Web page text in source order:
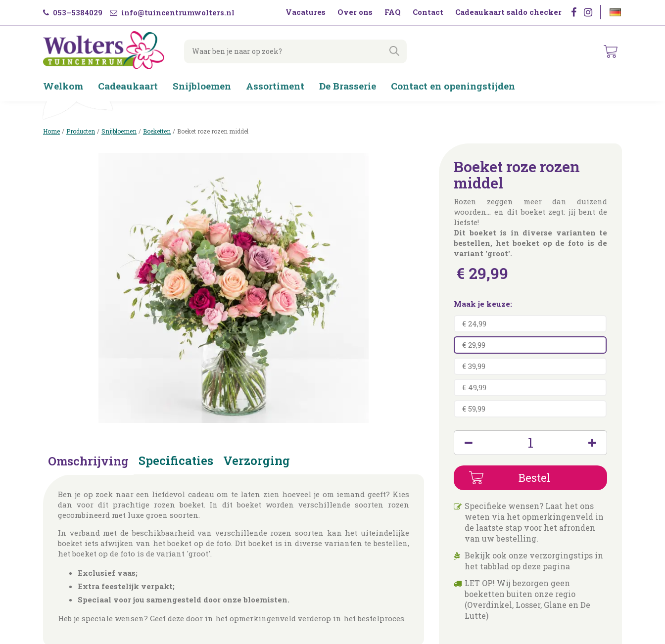
content
Home Producten Snijbloemen Boeketten Boeket roze rozen middel
053–5384029 info@tuincentrumwolters.nl Vacatures Over ons FAQ Contact Cadeaukaart saldo checker
Welkom Cadeaukaart Snijbloemen Assortiment De Brasserie Contact en openingstijden
Boeket roze rozen
middel
Rozen zeggen meer dan duizend
woorden... en dit boeket zegt: jij bent de
liefste!
Dit boeket is in diverse varianten te
bestellen, het boeket op de foto is de
variant 'groot'.
€ 29,99
Maak je keuze:
€ 24,99
€ 29,99
€ 39,99
€ 49,99
€ 59,99
Specifieke wensen? Laat het ons
weten via het opmerkingenveld in
de laatste stap voor het afronden
van uw bestelling.
Bekijk ook onze verzorgingstips in
het tabblad op deze pagina
LET OP! Wij bezorgen geen
boeketten buiten onze regio
(Overdinkel, Losser, Glane en De
Lutte)
Omschrijving Specificaties Verzorging
Ben je op zoek naar een liefdevol cadeau om te laten zien hoeveel je om iemand geeft? Kies
dan voor dit prachtige rozen boeket. In dit boeket worden verschillende soorten rozen
gecombineerd met luxe groen soorten.
In verband met de beschikbaarheid van verschillende rozen soorten kan het uiteindelijke
boeket iets afwijken van het boeket op de foto. Dit boeket is in diverse varianten te bestellen,
het boeket op de foto is de variant 'groot'.
Exclusief vaas;
Extra feestelijk verpakt;
Speciaal voor jou samengesteld door onze bloemisten.
Heb je speciale wensen? Geef deze door in het opmerkingenveld verderop in het bestelproces.